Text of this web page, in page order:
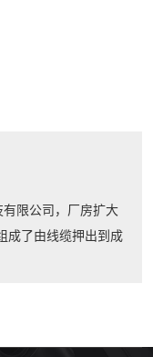
限公司，厂房扩大
成了由线缆押出到成